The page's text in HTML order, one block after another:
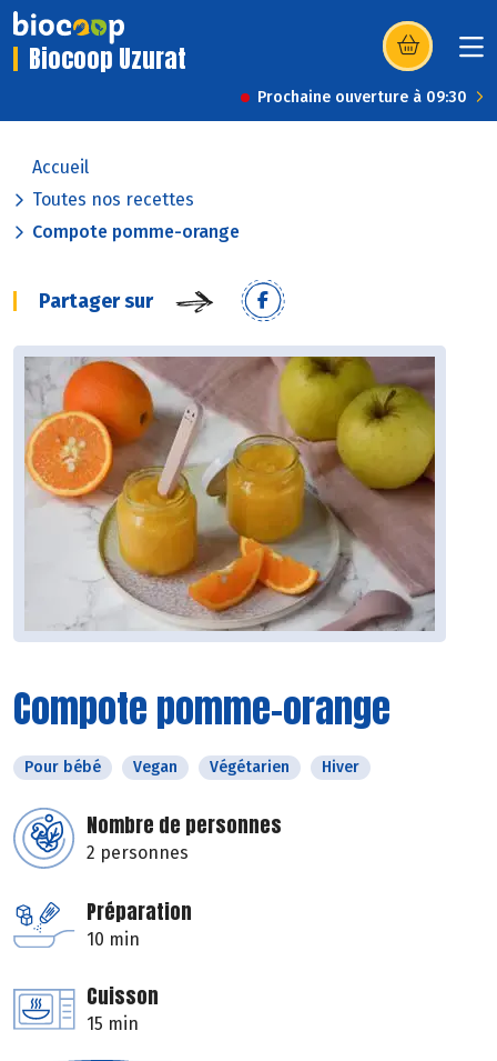
Biocoop Uzurat (s’ouvre dans
Prochaine ouverture à 09:30
Accueil
Toutes nos recettes
Compote pomme-orange
Partager sur
Compote pomme-orange
Pour bébé Vegan Végétarien Hiver
Nombre de personnes
2 personnes
Préparation
10 min
Cuisson
15 min